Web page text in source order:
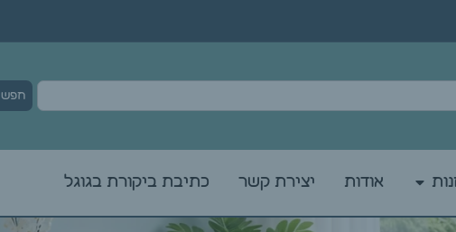
חפש
אודות יצירת קשר כתיבת ביקורת בגוגל